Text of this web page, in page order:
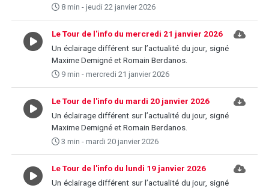
8 min - jeudi 22 janvier 2026
Le Tour de l'info du mercredi 21 janvier 2026
Un éclairage différent sur l’actualité du jour, signé
Maxime Demigné et Romain Berdanos.
9 min - mercredi 21 janvier 2026
Le Tour de l'info du mardi 20 janvier 2026
Un éclairage différent sur l’actualité du jour, signé
Maxime Demigné et Romain Berdanos.
3 min - mardi 20 janvier 2026
Le Tour de l'info du lundi 19 janvier 2026
Un éclairage différent sur l’actualité du jour, signé